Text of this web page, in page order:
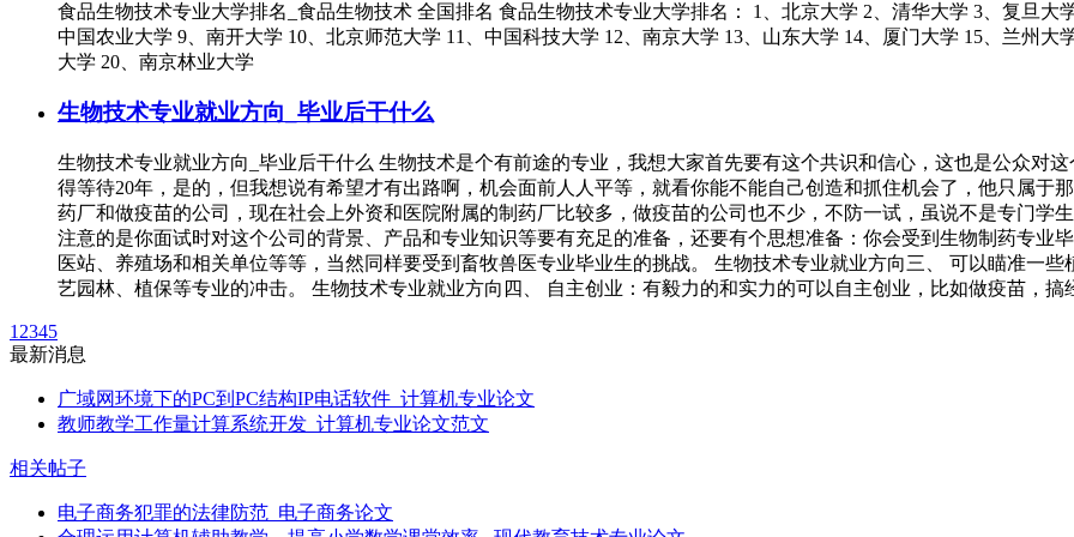
食品生物技术专业大学排名_食品生物技术 全国排名 食品生物技术专业大学排名： 1、北京大学 2、清华大学 3、复旦大
中国农业大学 9、南开大学 10、北京师范大学 11、中国科技大学 12、南京大学 13、山东大学 14、厦门大学 15、兰州
大学 20、南京林业大学
生物技术专业就业方向_毕业后干什么
生物技术专业就业方向_毕业后干什么 生物技术是个有前途的专业，我想大家首先要有这个共识和信心，这也是公众对
得等待20年，是的，但我想说有希望才有出路啊，机会面前人人平等，就看你能不能自己创造和抓住机会了，他只属于
药厂和做疫苗的公司，现在社会上外资和医院附属的制药厂比较多，做疫苗的公司也不少，不防一试，虽说不是专门学
注意的是你面试时对这个公司的背景、产品和专业知识等要有充足的准备，还要有个思想准备：你会受到生物制药专业
医站、养殖场和相关单位等等，当然同样要受到畜牧兽医专业毕业生的挑战。 生物技术专业就业方向三、 可以瞄准一
艺园林、植保等专业的冲击。 生物技术专业就业方向四、 自主创业：有毅力的和实力的可以自主创业，比如做疫苗，搞
1 2345
最新消息
广域网环境下的PC到PC结构IP电话软件_计算机专业论文
教师教学工作量计算系统开发_计算机专业论文范文
相关帖子
电子商务犯罪的法律防范_电子商务论文